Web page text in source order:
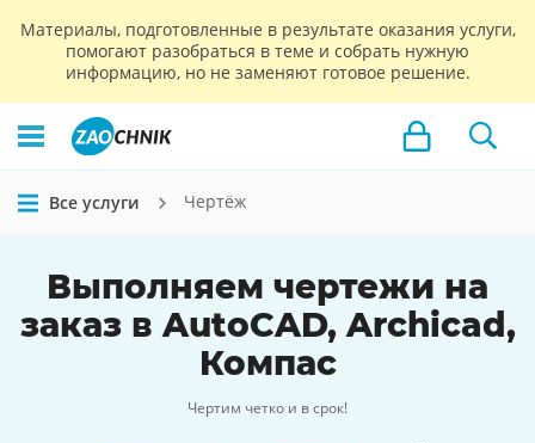
Материалы, подготовленные в результате оказания услуги,
помогают разобраться в теме и собрать нужную
информацию, но не заменяют готовое решение.
Все услуги Чертёж
Выполняем чертежи на
заказ в AutoCAD, Archicad,
Компас
Чертим четко и в срок!